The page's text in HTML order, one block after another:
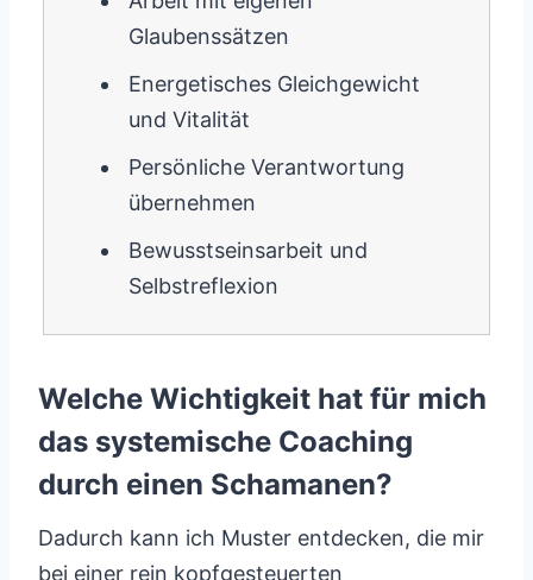
Glaubenssätzen
Energetisches Gleichgewicht
und Vitalität
Persönliche Verantwortung
übernehmen
Bewusstseinsarbeit und
Selbstreflexion
Welche Wichtigkeit hat für mich
das systemische Coaching
durch einen Schamanen?
Dadurch kann ich Muster entdecken, die mir
bei einer rein kopfgesteuerten